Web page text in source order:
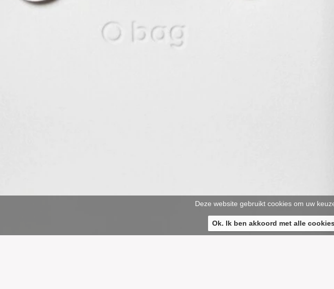
Deze website gebruikt cookies om uw
Ok. Ik ben akkoord met alle cookies